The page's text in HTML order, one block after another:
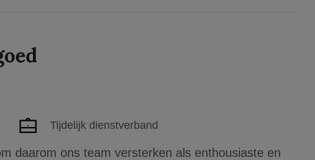
Tijdelijk dienstverband
daarom ons team versterken als enthousiaste en